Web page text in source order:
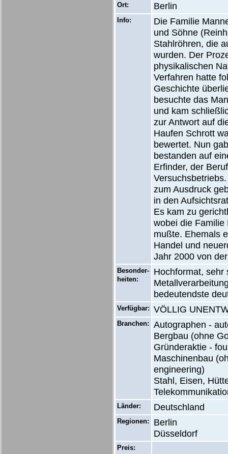
Ort: Berlin
Info:
Die Familie
und Söhne
Stahlröhren, die
wurden. Der
physikalischen
Verfahren hatte
Geschichte
besuchte das
und kam
zur Antwort auf
Haufen Schrott
bewertet. Nun
bestanden auf
Erfinder, der
zum Ausdruck
in den
Es kam zu
wobei die Familie
mußte. Ehemals
Handel und
Jahr 2000 von
Besonder-
heiten:
Hochformat, sehr
bedeutendste
Verfügbar: VÖLLIG
Branchen:
Autographen -
Bergbau (ohne
Gründeraktie -
Maschinenbau
engineering)
Stahl, Eisen,
Länder: Deutschland
Regionen:
Berlin
Düsseldorf
Preis: